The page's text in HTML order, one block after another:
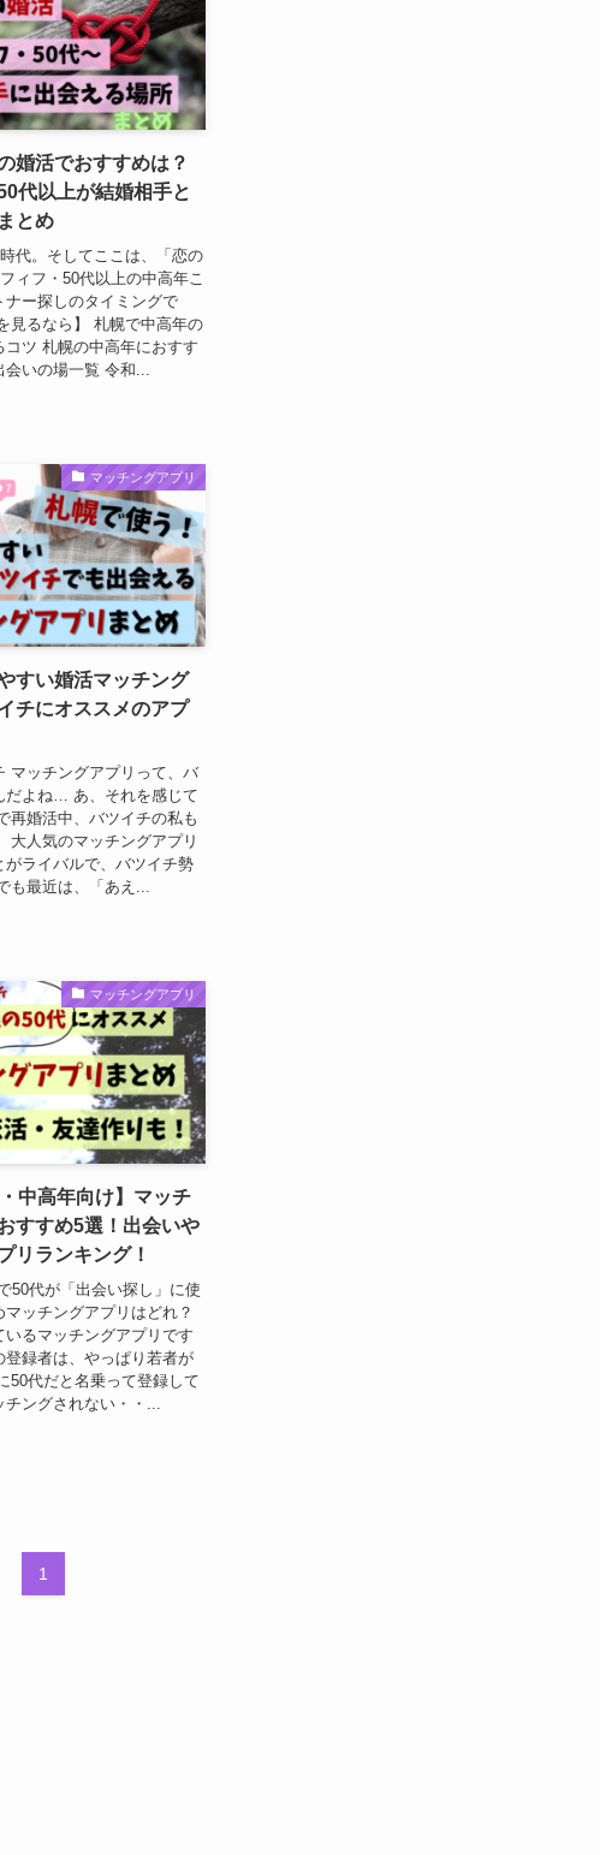
婚活でおすすめは？
代以上が結婚相手と
とめ
代。そしてここは、「恋の
ィフ・50代以上の中高年こ
ナー探しのタイミングで
見るなら】 札幌で中高年の
コツ 札幌の中高年におすす
いの場一覧 令和...
マッチングアプリ
すい婚活マッチング
チにオススメのアプ
マッチングアプリって、バ
だよね… あ、それを感じて
再婚活中、バツイチの私も
大人気のマッチングアプリ
がライバルで、バツイチ勢
も最近は、「あえ...
マッチングアプリ
中高年向け】マッチ
すすめ5選！出会いや
リランキング！
50代が「出会い探し」に使
マッチングアプリはどれ？
いるマッチングアプリです
登録者は、やっぱり若者が
50代だと名乗って登録して
ングされない・・...
1